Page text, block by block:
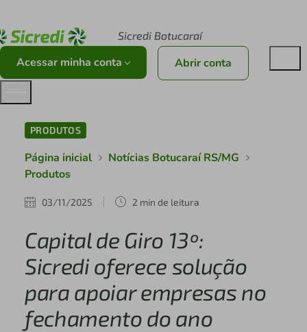
Sicredi Botucaraí
Acessar minha conta Abrir conta
PRODUTOS
Página inicial
Notícias Botucaraí RS/MG
Produtos
03/11/2025 2 min de leitura
Capital de Giro 13º:
Sicredi oferece solução
para apoiar empresas no
fechamento do ano